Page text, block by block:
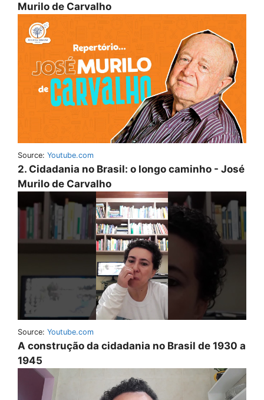
Murilo de Carvalho
Source: Youtube.com
2. Cidadania no Brasil: o longo caminho - José
Murilo de Carvalho
Source: Youtube.com
A construção da cidadania no Brasil de 1930 a
1945